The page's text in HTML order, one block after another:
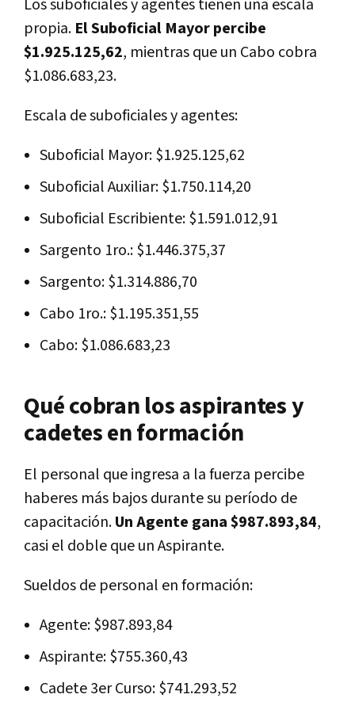
Los suboficiales y agentes tienen una escala
propia. El Suboficial Mayor percibe
$1.925.125,62, mientras que un Cabo cobra
$1.086.683,23.
Escala de suboficiales y agentes:
Suboficial Mayor: $1.925.125,62
Suboficial Auxiliar: $1.750.114,20
Suboficial Escribiente: $1.591.012,91
Sargento 1ro.: $1.446.375,37
Sargento: $1.314.886,70
Cabo 1ro.: $1.195.351,55
Cabo: $1.086.683,23
Qué cobran los aspirantes y
cadetes en formación
El personal que ingresa a la fuerza percibe
haberes más bajos durante su período de
capacitación.Un Agente gana $987.893,84,
casi el doble que un Aspirante.
Sueldos de personal en formación:
Agente: $987.893,84
Aspirante: $755.360,43
Cadete 3er Curso: $741.293,52